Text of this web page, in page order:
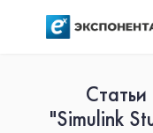
"Simulink